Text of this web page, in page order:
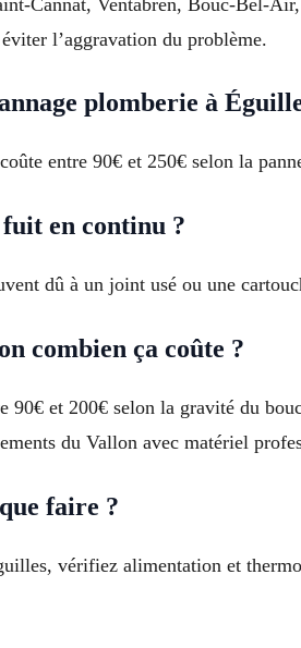
l’aggravation du problème.
plomberie à
entre 90€ et 250€ selon la
en continu ?
dû à un joint usé ou une
combien ça coûte ?
90€ et 200€ selon la gravité du
du Vallon avec matériel
faire ?
vérifiez alimentation et